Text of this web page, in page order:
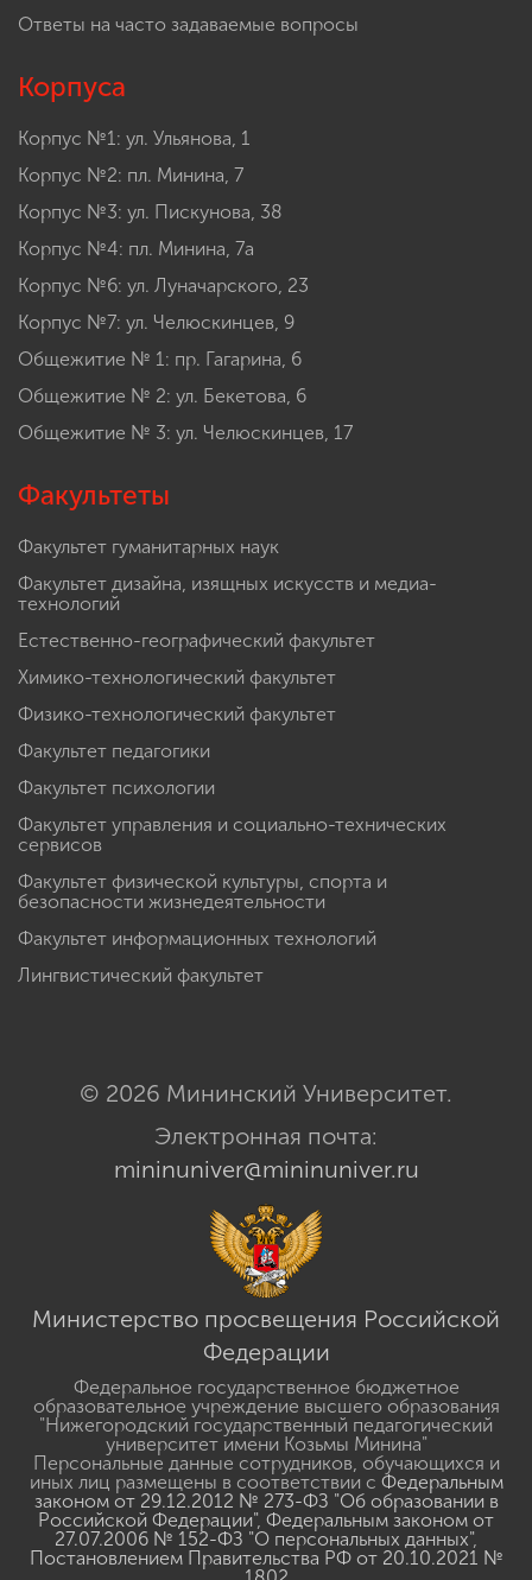
Ответы на часто задаваемые вопросы
Корпуса
Корпус №1: ул. Ульянова, 1
Корпус №2: пл. Минина, 7
Корпус №3: ул. Пискунова, 38
Корпус №4: пл. Минина, 7а
Корпус №6: ул. Луначарского, 23
Корпус №7: ул. Челюскинцев, 9
Общежитие № 1: пр. Гагарина, 6
Общежитие № 2: ул. Бекетова, 6
Общежитие № 3: ул. Челюскинцев, 17
Факультеты
Факультет гуманитарных наук
Факультет дизайна, изящных искусств и медиа-
технологий
Естественно-географический факультет
Химико-технологический факультет
Физико-технологический факультет
Факультет педагогики
Факультет психологии
Факультет управления и социально-технических
сервисов
Факультет физической культуры, спорта и
безопасности жизнедеятельности
Факультет информационных технологий
Лингвистический факультет
© 2026 Мининский Университет.
Электронная почта:
mininuniver@mininuniver.ru
Министерство просвещения Российской
Федерации
Федеральное государственное бюджетное
образовательное учреждение высшего образования
"Нижегородский государственный педагогический
университет имени Козьмы Минина"
Персональные данные сотрудников, обучающихся и
иных лиц размещены в соответствии с Федеральным
законом от 29.12.2012 № 273-ФЗ "Об образовании в
Российской Федерации", Федеральным законом от
27.07.2006 № 152-ФЗ "О персональных данных",
Постановлением Правительства РФ от 20.10.2021 №